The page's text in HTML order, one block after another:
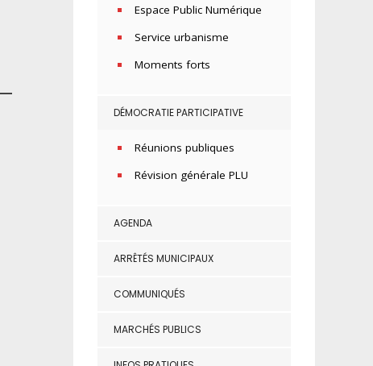
Espace Public Numérique
Service urbanisme
Moments forts
DÉMOCRATIE PARTICIPATIVE
Réunions publiques
Révision générale PLU
AGENDA
ARRÊTÉS MUNICIPAUX
COMMUNIQUÉS
MARCHÉS PUBLICS